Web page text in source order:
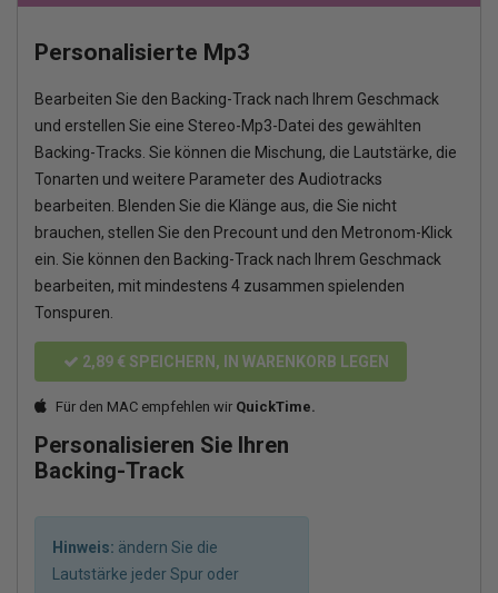
Personalisierte Mp3
Bearbeiten Sie den Backing-Track nach Ihrem Geschmack
und erstellen Sie eine Stereo-Mp3-Datei des gewählten
Backing-Tracks. Sie können die Mischung, die Lautstärke, die
Tonarten und weitere Parameter des Audiotracks
bearbeiten. Blenden Sie die Klänge aus, die Sie nicht
brauchen, stellen Sie den Precount und den Metronom-Klick
ein. Sie können den Backing-Track nach Ihrem Geschmack
bearbeiten, mit mindestens 4 zusammen spielenden
Tonspuren.
2,89 € SPEICHERN, IN WARENKORB LEGEN
Für den MAC empfehlen wir QuickTime.
Personalisieren Sie Ihren
Backing-Track
Hinweis: ändern Sie die
Lautstärke jeder Spur oder